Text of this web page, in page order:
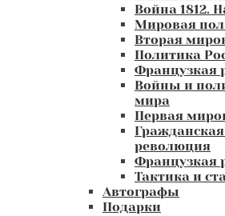
Война 1812.
Мировая
Вторая
Политика
Французкая
Войны и
мира
Первая
революция
Французкая
Тактика и
Автографы
Подарки